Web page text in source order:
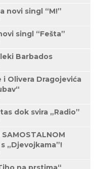
novi singl “M!”
singl “Fešta”
Barbados
Olivera Dragojevića
dok svira „Radio”
SAMOSTALNOM
s „Djevojkama”!